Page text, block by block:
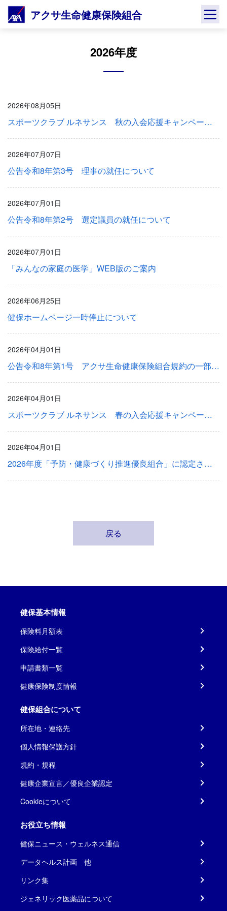
Skip
アクサ生命健康保険組合
2026年度
2026年08月05日
スポーツクラブ ルネサンス 秋の入会応援キャンペーンのご案内（9月27日まで）
2026年07月07日
公告令和8年第3号 理事の就任について
2026年07月01日
公告令和8年第2号 選定議員の就任について
2026年07月01日
「みんなの家庭の医学」WEB版のご案内
2026年06月25日
健保ホームページ一時停止について
2026年04月01日
公告令和8年第1号 アクサ生命健康保険組合規約の一部変更について
2026年04月01日
スポーツクラブ ルネサンス 春の入会応援キャンペーンのご案内（5月31日まで）
2026年04月01日
2026年度「予防・健康づくり推進優良組合」に認定されました
戻る
健保基本情報
保険料月額表
保険給付一覧
申請書類一覧
健康保険制度情報
健保組合について
所在地・連絡先
個人情報保護方針
規約・規程
健康企業宣言／優良企業認定
Cookieについて
お役立ち情報
健保ニュース・ウェルネス通信
データヘルス計画 他
リンク集
ジェネリック医薬品について